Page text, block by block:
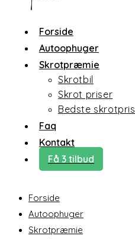
Forside
Autoophuger
Skrotpræmie
Skrotbil
Skrot priser
Bedste skrotpris
Faq
Kontakt
Få 3 tilbud
Forside
Autoophuger
Skrotpræmie